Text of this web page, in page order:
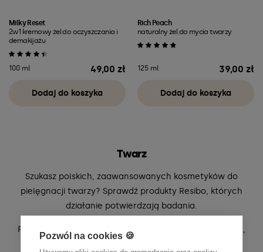
Milky Reset
2w1 kremowy żel do oczyszczania i
demakijażu
100 ml 49,00 zł
Dodaj do koszyka
Rich Peach
naturalny żel do mycia twarzy
125 ml 39,00 zł
Dodaj do koszyka
Twarz
Szukasz polskich, zaawansowanych kosmetyków do
pielęgnacji twarzy? Sprawdź produkty Resibo, których
działanie potwierdzają badania.
Pielęgnacja twarzy powinna być codziennym rytuałem,
Pozwól na cookies 🍪